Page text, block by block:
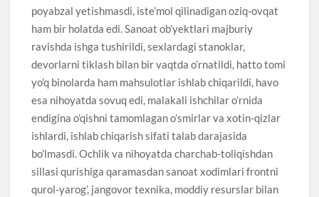
poyabzal yetishmasdi, iste’mol qilinadigan oziq-ovqat
ham bir holatda edi. Sanoat ob’yektlari majburiy
ravishda ishga tushirildi, sexlardagi stanoklar,
devorlarni tiklash bilan bir vaqtda o’rnatildi, hatto tomi
yo’q binolarda ham mahsulotlar ishlab chiqarildi, havo
esa nihoyatda sovuq edi, malakali ishchilar o’rnida
endigina o’qishni tamomlagan o’smirlar va xotin-qizlar
ishlardi, ishlab chiqarish sifati talab darajasida
bo’lmasdi. Ochlik va nihoyatda charchab-toliqishdan
sillasi qurishiga qaramasdan sanoat xodimlari frontni
qurol-yarog’, jangovor texnika, moddiy resurslar bilan